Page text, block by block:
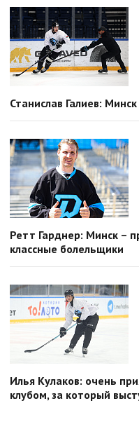
Станислав Галиев:
Ретт Гарднер: Минск –
классные болельщики
Илья Кулаков: очень
клубом, за который